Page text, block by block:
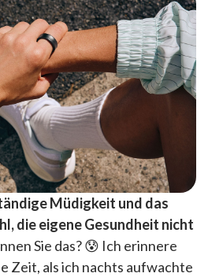
Müdigkeit und das
die eigene Gesundheit nicht
Sie das? 😰 Ich erinnere
Zeit, als ich nachts aufwachte